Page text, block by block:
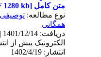
متن کامل[PDF 1280 kb]
نوع مطالعه:توصیفی|
همگانی
انتشار: 1402/4/19